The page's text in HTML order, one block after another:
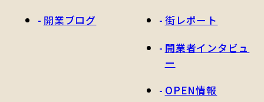
開業ブログ
街レポート
開業者インタビュ
ー
OPEN情報